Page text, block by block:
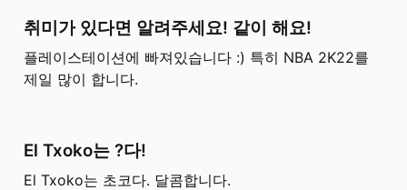
취미가 있다면 알려주세요! 같이 해요!
플레이스테이션에 빠져있습니다 :) 특히 NBA 2K22를
제일 많이 합니다.
El Txoko는 ?다!
El Txoko는 초코다. 달콤합니다.